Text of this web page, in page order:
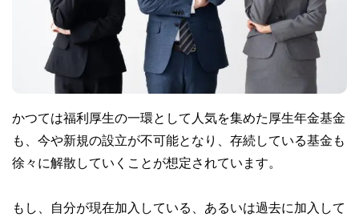
かつては福利厚生の一環として人気を集めた厚生年金基金
も、今や新規の設立が不可能となり、存続している基金も
徐々に解散していくことが想定されています。
もし、自分が現在加入している、あるいは過去に加入して